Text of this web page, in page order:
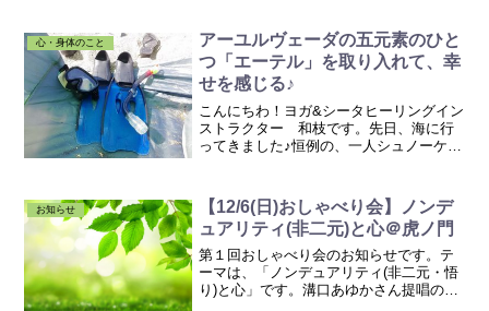
心・身体のこと
アーユルヴェーダの五元素のひと
つ「エーテル」を取り入れて、幸
せを感じる♪
こんにちわ！ヨガ&シータヒーリングイン
ストラクター 和枝です。先日、海に行
ってきました♪恒例の、一人シュノーケリ
の私も一人でいるのちょっと恥ずかしか
った（笑）私ぐらいじゃ...
お知らせ
【12/6(日)おしゃべり会】ノンデ
ュアリティ(非二元)と心＠虎ノ門
第１回おしゃべり会のお知らせです。テ
ーマは、「ノンデュアリティ(非二元・悟
り)と心」です。溝口あゆかさん提唱の、